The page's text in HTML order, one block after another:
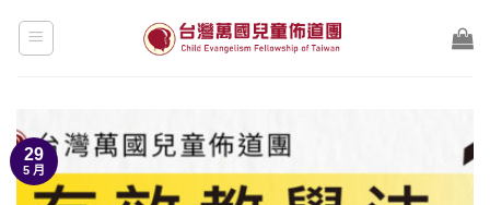
29
5 月